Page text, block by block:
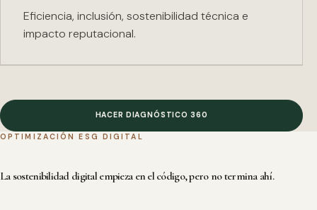
Eficiencia, inclusión, sostenibilidad técnica e
impacto reputacional.
HACER DIAGNÓSTICO 360
OPTIMIZACIÓN ESG DIGITAL
La sostenibilidad digital empieza en el código, pero no termina ahí.